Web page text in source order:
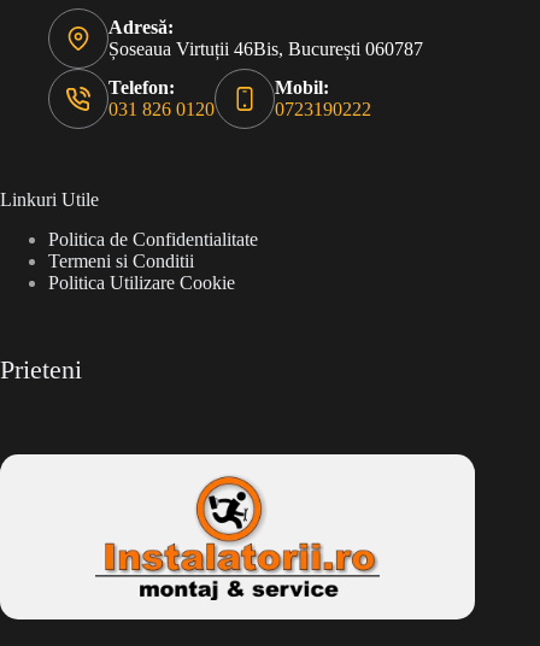
Adresă:
Șoseaua Virtuții 46Bis, București 060787
Telefon:
031 826 0120
Mobil:
0723190222
Linkuri Utile
Politica de Confidentialitate
Termeni si Conditii
Politica Utilizare Cookie
Prieteni